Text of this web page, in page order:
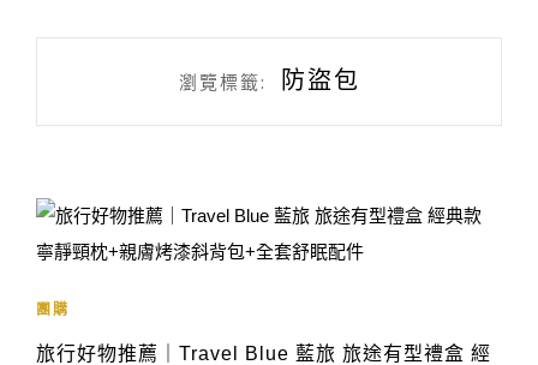
瀏覽標籤: 防盜包
團購
旅行好物推薦｜Travel Blue 藍旅 旅途有型禮盒 經